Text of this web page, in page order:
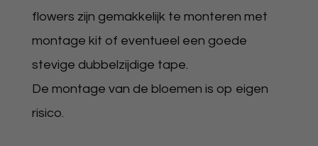
flowers zijn gemakkelijk te monteren met
montage kit of eventueel een goede
stevige dubbelzijdige tape.
De montage van de bloemen is op eigen
risico.